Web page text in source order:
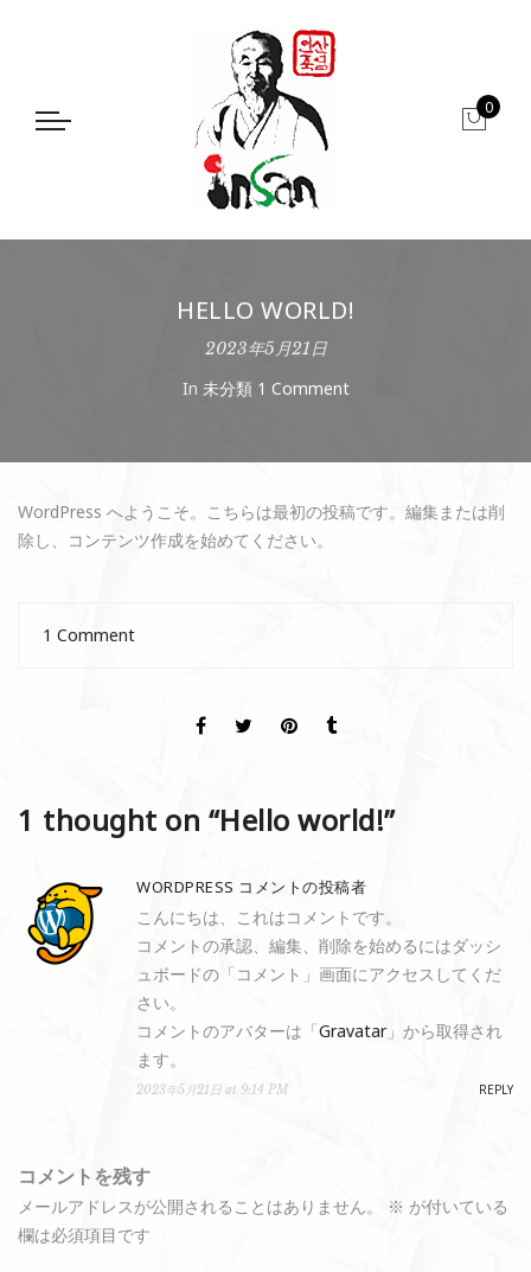
0
HELLO WORLD!
2023年5月21日
In 未分類 1 Comment
WordPress へようこそ。こちらは最初の投稿です。編集または削
除し、コンテンツ作成を始めてください。
1 Comment
1 thought on “Hello world!”
WORDPRESS コメントの投稿者
こんにちは、これはコメントです。
コメントの承認、編集、削除を始めるにはダッシ
ュボードの「コメント」画面にアクセスしてくだ
さい。
コメントのアバターは「Gravatar」から取得され
ます。
2023年5月21日 at 9:14 PM REPLY
コメントを残す
メールアドレスが公開されることはありません。 ※ が付いている
欄は必須項目です